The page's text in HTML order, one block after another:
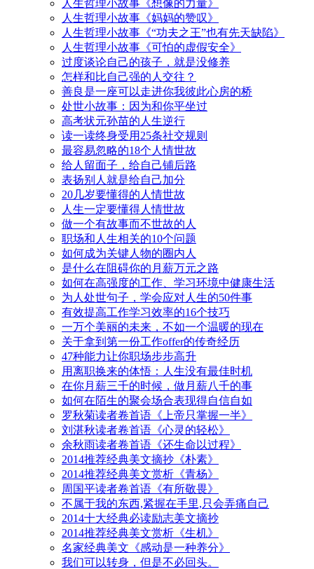
人生哲理小故事《想像的力量》
人生哲理小故事《妈妈的赞叹》
人生哲理小故事《“功夫之王”也有先天缺陷》
人生哲理小故事《可怕的虚假安全》
过度谈论自己的孩子，就是没修养
怎样和比自己强的人交往？
善良是一座可以走进你我彼此心房的桥
处世小故事：因为和你平坐过
高考状元孙苗的人生逆行
读一读终身受用25条社交规则
最容易忽略的18个人情世故
给人留面子，给自己铺后路
表扬别人就是给自己加分
20几岁要懂得的人情世故
人生一定要懂得人情世故
做一个有故事而不世故的人
职场和人生相关的10个问题
如何成为关键人物的圈内人
是什么在阻碍你的月薪万元之路
如何在高强度的工作、学习环境中健康生活
为人处世句子，学会应对人生的50件事
有效提高工作学习效率的16个技巧
一万个美丽的未来，不如一个温暖的现在
关于拿到第一份工作offer的传奇经历
47种能力让你职场步步高升
用离职换来的体悟：人生没有最佳时机
在你月薪三千的时候，做月薪八千的事
如何在陌生的聚会场合表现得自信自如
罗秋菊读者卷首语《上帝只掌握一半》
刘湛秋读者卷首语《心灵的轻松》
余秋雨读者卷首语《还生命以过程》
2014推荐经典美文摘抄《朴素》
2014推荐经典美文赏析《青杨》
周国平读者卷首语《有所敬畏》
不属于我的东西,紧握在手里,只会弄痛自己
2014十大经典必读励志美文摘抄
2014推荐经典美文赏析《生机》
名家经典美文《感动是一种养分》
我们可以转身，但是不必回头。